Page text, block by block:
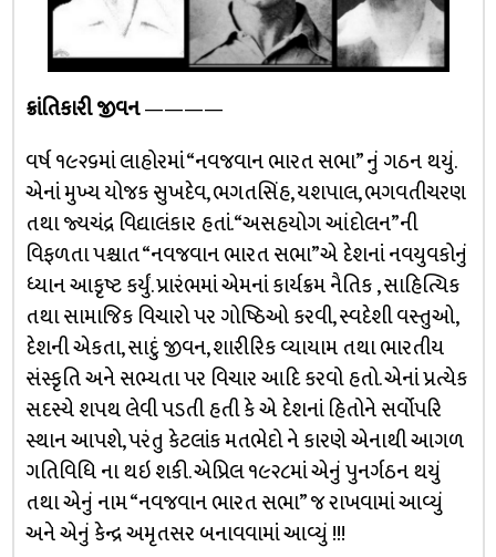
ક્રાંતિકારી જીવન————
વર્ષ ૧૯૨૬માં લાહોરમાં “નવજવાન ભારત સભા” નું ગઠન થયું.
એનાં મુખ્ય યોજક સુખદેવ, ભગતસિંહ, યશપાલ, ભગવતીચરણ
તથા જ્યચંદ્ર વિદ્યાલંકાર હતાં. “અસહયોગ આંદોલન”ની
વિફળતા પશ્ચાત “નવજવાન ભારત સભા”એ દેશનાં નવયુવકોનું
ધ્યાન આકૃષ્ટ કર્યું. પ્રારંભમાં એમનાં કાર્યક્રમ નૈતિક , સાહિત્યિક
તથા સામાજિક વિચારો પર ગોષ્ઠિઓ કરવી, સ્વદેશી વસ્તુઓ,
દેશની એકતા, સાદું જીવન, શારીરિક વ્યાયામ તથા ભારતીય
સંસ્કૃતિ અને સભ્યતા પર વિચાર આદિ કરવો હતો. એનાં પ્રત્યેક
સદસ્યે શપથ લેવી પડતી હતી કે એ દેશનાં હિતોને સર્વોપરિ
સ્થાન આપશે, પરંતુ કેટલાંક મતભેદો ને કારણે એનાથી આગળ
ગતિવિધિ ના થઇ શકી. એપ્રિલ ૧૯૨૮માં એનું પુનર્ગઠન થયું
તથા એનું નામ “નવજવાન ભારત સભા” જ રાખવામાં આવ્યું
અને એનું કેન્દ્ર અમૃતસર બનાવવામાં આવ્યું !!!